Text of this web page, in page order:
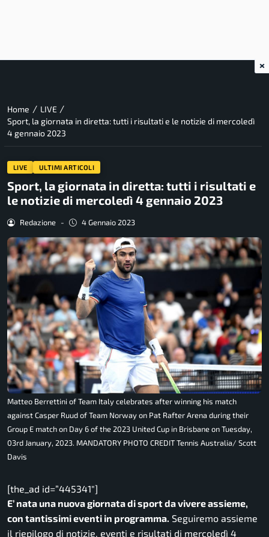
Home / LIVE /
Sport, la giornata in diretta: tutti i risultati e le notizie di mercoledì
4 gennaio 2023
LIVE ULTIMI ARTICOLI
Sport, la giornata in diretta: tutti i risultati e
le notizie di mercoledì 4 gennaio 2023
Redazione - 4 Gennaio 2023
Matteo Berrettini of Team Italy celebrates after winning his match
against Casper Ruud of Team Norway on Pat Rafter Arena during their
Group E match on Day 6 of the 2023 United Cup in Brisbane on Tuesday,
03rd January, 2023. MANDATORY PHOTO CREDIT Tennis Australia/ Scott
Davis
[the_ad id=”445341″]
E’ nata una nuova giornata di sport da vivere assieme,
con tantissimi eventi in programma. Seguiremo assieme
il riepilogo di notizie, eventi e risultati di mercoledì 4
×